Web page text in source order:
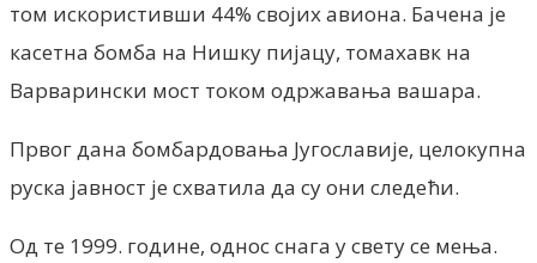
том искористивши 44% својих авиона. Бачена је
касетна бомба на Нишку пијацу, томахавк на
Варварински мост током одржавања вашара.
Првог дана бомбардовања Југославије, целокупна
руска јавност је схватила да су они следећи.
Од те 1999. године, однос снага у свету се мења.